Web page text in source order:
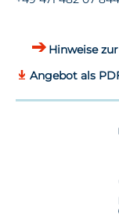
Hinweise
Angebot als